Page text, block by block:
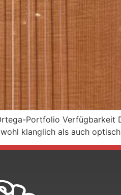
Portfolio
klanglich als auch